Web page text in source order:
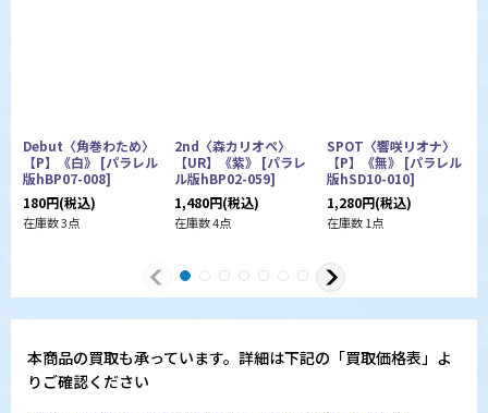
Debut〈角巻わため〉
【P】《白》 [パラレル
版hBP07-008]
180円(税込)
在庫数 3点
2nd〈森カリオペ〉
【UR】《紫》 [パラレ
ル版hBP02-059]
1,480円(税込)
在庫数 4点
SPOT〈響咲リオナ〉
【P】《無》 [パラレル
版hSD10-010]
1,280円(税込)
在庫数 1点
本商品の買取も承っています。詳細は下記の「買取価格表」よ
りご確認ください